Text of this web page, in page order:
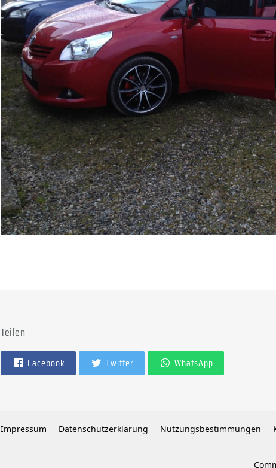
Teilen
Facebook Twitter WhatsApp
Impressum Datenschutzerklärung Nutzungsbestimmungen